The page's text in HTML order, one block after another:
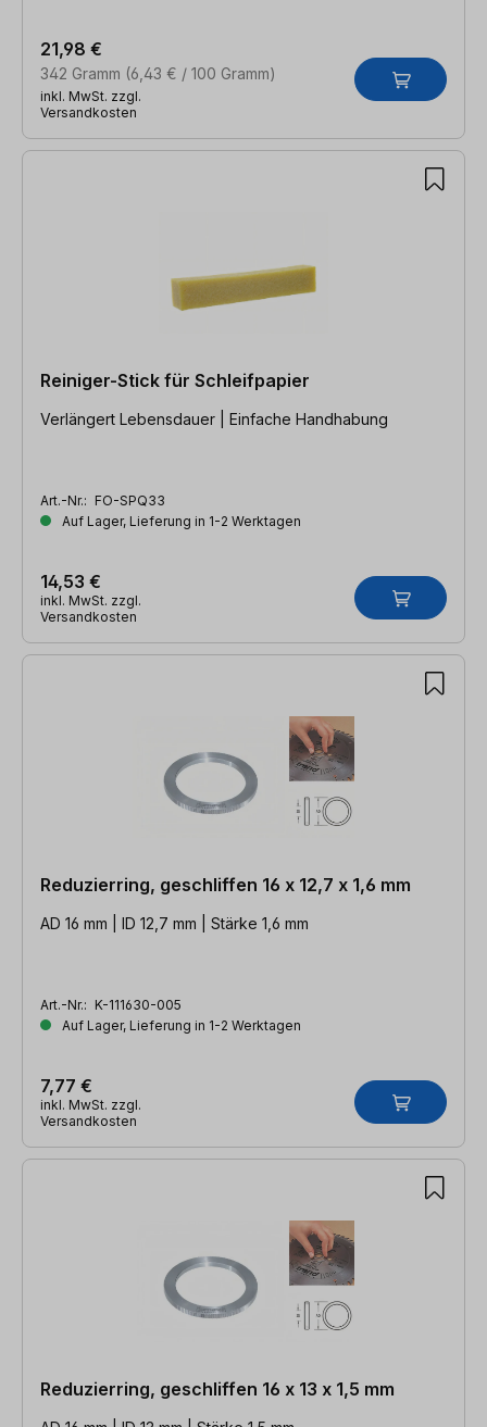
342 Gramm (6,43 € / 100 Gramm)
21,98 €
inkl. MwSt. zzgl.
Versandkosten
Reiniger-Stick für Schleifpapier
Verlängert Lebensdauer | Einfache Handhabung
Art.-Nr.: FO-SPQ33
Auf Lager, Lieferung in 1-2 Werktagen
14,53 €
inkl. MwSt. zzgl.
Versandkosten
Reduzierring, geschliffen 16 x 12,7 x 1,6 mm
AD 16 mm | ID 12,7 mm | Stärke 1,6 mm
Art.-Nr.: K-111630-005
Auf Lager, Lieferung in 1-2 Werktagen
7,77 €
inkl. MwSt. zzgl.
Versandkosten
Reduzierring, geschliffen 16 x 13 x 1,5 mm